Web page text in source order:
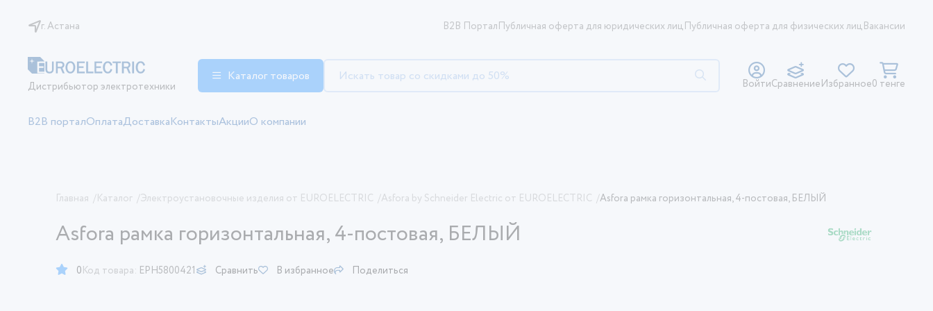
г. Астана B2B ПорталПубличная оферта для юридических лицПубличная оферта для физических лицВакансии
Дистрибьютор электротехники
Каталог товаров ВойтиСравнениеИзбранное0 тенге
B2B порталОплатаДоставкаКонтактыАкцииО компании
Главная /Каталог /Электроустановочные изделия от EUROELECTRIC /Asfora by Schneider Electric от EUROELECTRIC /Asfora рамка горизонтальная, 4-постовая, БЕЛЫЙ
Asfora рамка горизонтальная, 4-постовая, БЕЛЫЙ
0Код товара: EPH5800421 Сравнить В избранное Поделиться